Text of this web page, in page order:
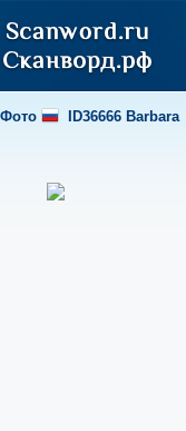
Фото ID36666 Barbara